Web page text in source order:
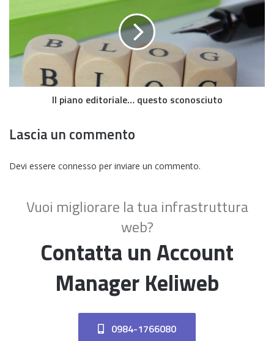
Il piano editoriale… questo sconosciuto
Lascia un commento
Devi essere connesso per inviare un commento.
Vuoi migliorare la tua infrastruttura
web?
Contatta un Account
Manager Keliweb
0984-1766080